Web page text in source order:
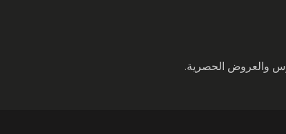
والعروض الحصرية.